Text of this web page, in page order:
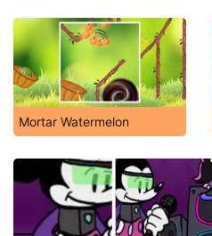
Mortar Watermelon